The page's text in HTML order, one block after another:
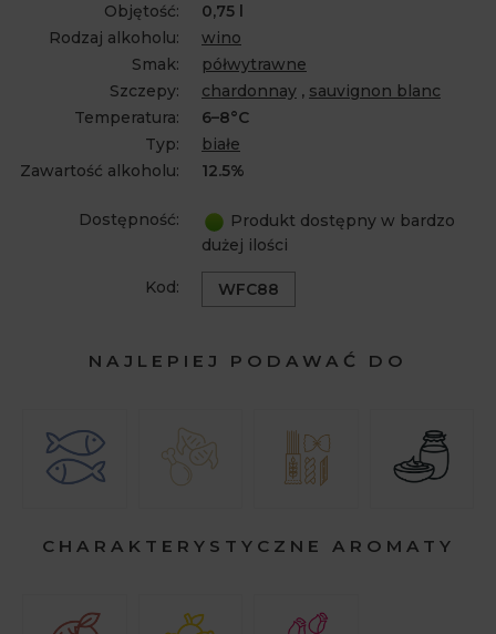
Objętość:
0,75 l
Rodzaj alkoholu:
wino
Smak:
półwytrawne
Szczepy:
chardonnay , sauvignon blanc
Temperatura:
6–8°C
Typ:
białe
Zawartość alkoholu:
12.5%
Dostępność:
Produkt dostępny w bardzo
dużej ilości
Kod: WFC88
NAJLEPIEJ PODAWAĆ DO
CHARAKTERYSTYCZNE AROMATY